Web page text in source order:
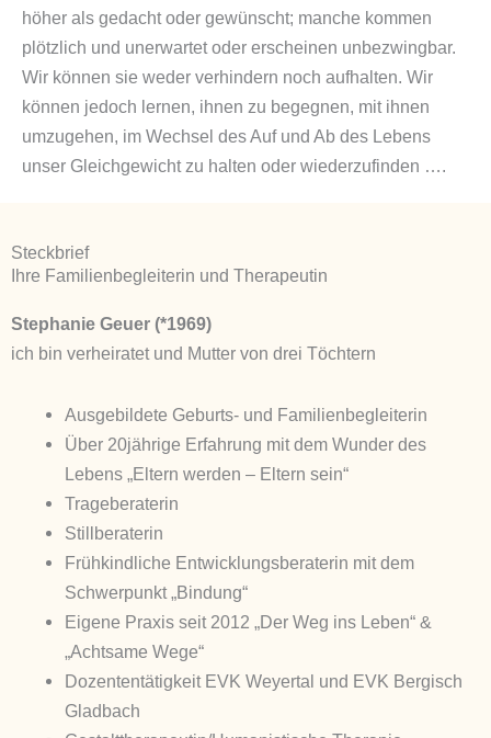
höher als gedacht oder gewünscht; manche kommen
plötzlich und unerwartet oder erscheinen unbezwingbar.
Wir können sie weder verhindern noch aufhalten. Wir
können jedoch lernen, ihnen zu begegnen, mit ihnen
umzugehen, im Wechsel des Auf und Ab des Lebens
unser Gleichgewicht zu halten oder wiederzufinden ….
Steckbrief
Ihre Familienbegleiterin und Therapeutin
Stephanie Geuer (*1969)
ich bin verheiratet und Mutter von drei Töchtern
Ausgebildete Geburts- und Familienbegleiterin
Über 20jährige Erfahrung mit dem Wunder des
Lebens „Eltern werden – Eltern sein“
Trageberaterin
Stillberaterin
Frühkindliche Entwicklungsberaterin mit dem
Schwerpunkt „Bindung“
Eigene Praxis seit 2012 „Der Weg ins Leben“ &
„Achtsame Wege“
Dozententätigkeit EVK Weyertal und EVK Bergisch
Gladbach